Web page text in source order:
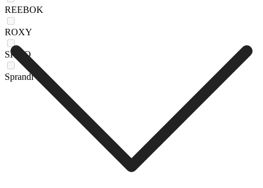
REEBOK
ROXY
SHAQ
Sprandi